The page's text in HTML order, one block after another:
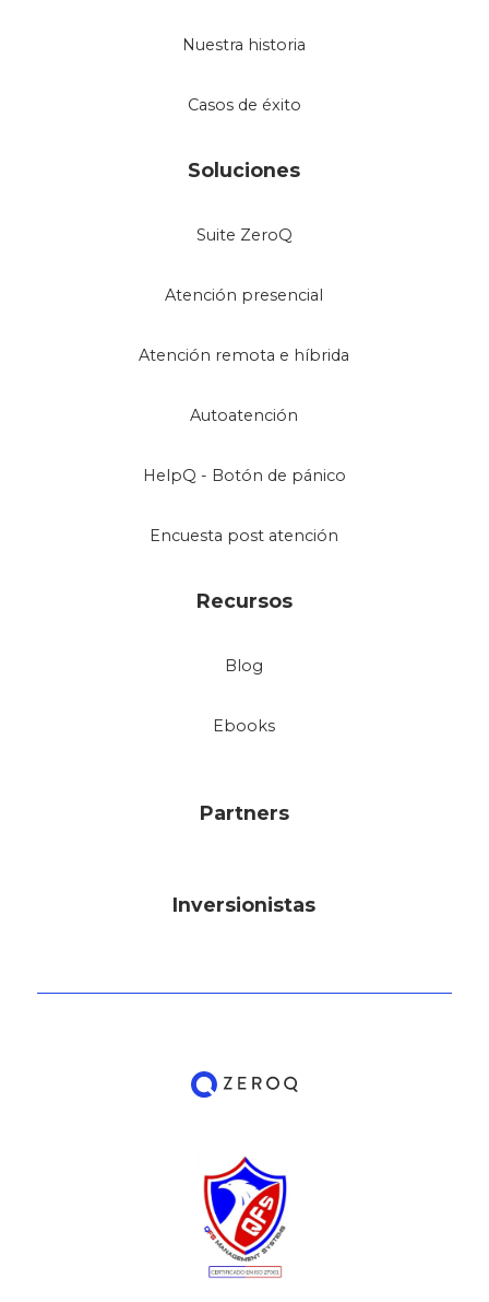
Nuestra historia
Casos de éxito
Soluciones
Suite ZeroQ
Atención presencial
Atención remota e híbrida
Autoatención
HelpQ - Botón de pánico
Encuesta post atención
Recursos
Blog
Ebooks
Partners
Inversionistas